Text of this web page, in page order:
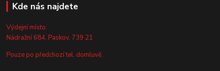
Kde nás najdete
Výdejní místo:
Nádražní 684, Paskov, 739 21
Pouze po předchozí tel. domluvě.